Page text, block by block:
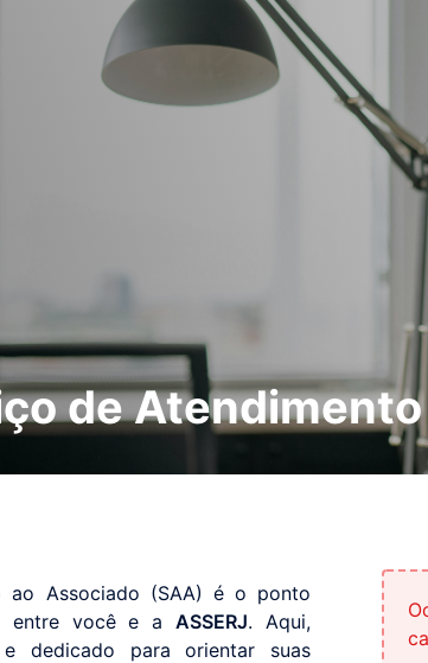
de
ao Associado (SAA) é o ponto
entre você e aASSERJ. Aqui,
dedicado para orientar suas